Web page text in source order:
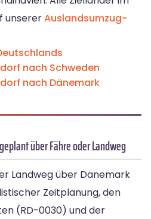
unsererAuslandsumzug-
nach Schweden
nach Dänemark
über Fähre oder Landweg
Landweg über Dänemark
Zeitplanung, den
(RD-0030) und der